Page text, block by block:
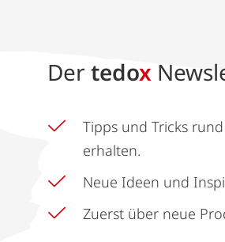
Der tedox
Tipps und Tricks
erhalten.
Neue Ideen und
Zuerst über neue